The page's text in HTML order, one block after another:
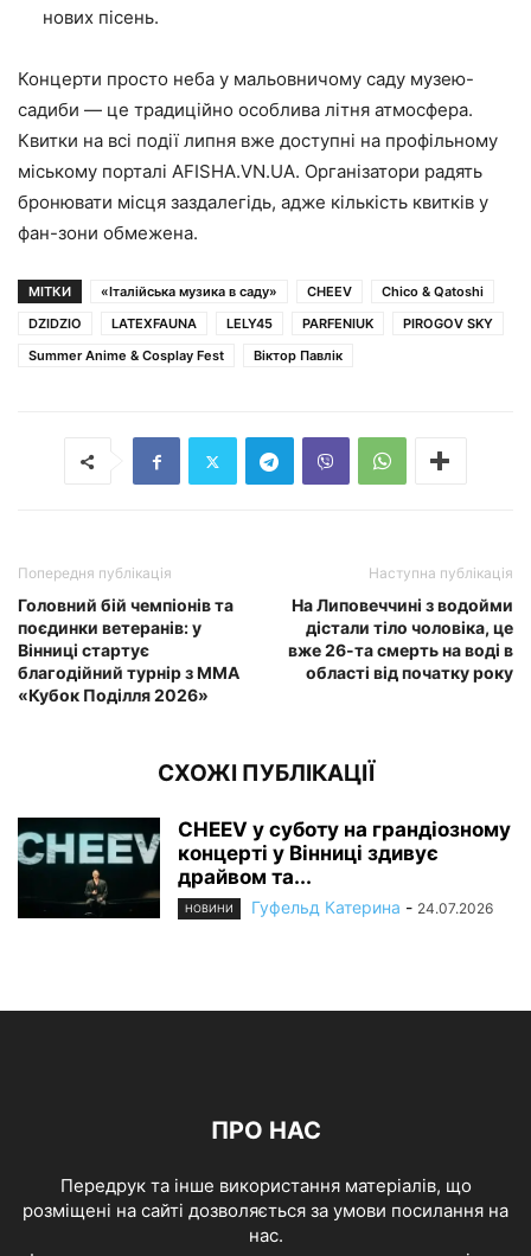
нових пісень.
Концерти просто неба у мальовничому саду музею-
садиби — це традиційно особлива літня атмосфера.
Квитки на всі події липня вже доступні на профільному
міському порталі AFISHA.VN.UA. Організатори радять
бронювати місця заздалегідь, адже кількість квитків у
фан-зони обмежена.
МІТКИ «Італійська музика в саду» CHEEV
Chico & Qatoshi
DZIDZIO
LATEXFAUNA LELY45 PARFENIUK
PIROGOV SKY
Summer Anime & Cosplay Fest
Віктор Павлік
Попередня публікація
Головний бій чемпіонів та
поєдинки ветеранів: у
Вінниці стартує
благодійний турнір з ММА
«Кубок Поділля 2026»
Наступна публікація
На Липовеччині з водойми
дістали тіло чоловіка, це
вже 26-та смерть на воді в
області від початку року
СХОЖІ ПУБЛІКАЦІЇ
CHEEV у суботу на грандіозному
концерті у Вінниці здивує
драйвом та...
НОВИНИ Гуфельд Катерина - 24.07.2026
ПРО НАС
Передрук та інше використання матеріалів, що
розміщені на сайті дозволяється за умови посилання на
нас.